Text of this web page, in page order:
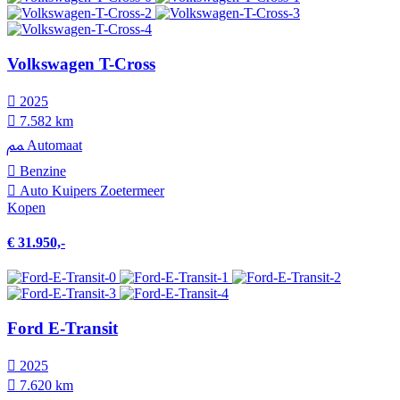
Volkswagen T-Cross
2025
7.582 km
Automaat
Benzine
Auto Kuipers Zoetermeer
Kopen
€ 31.950,-
Ford E-Transit
2025
7.620 km